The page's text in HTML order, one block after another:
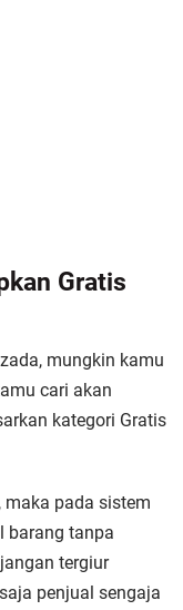
Gratis
mungkin kamu
cari akan
kategori Gratis
maka pada sistem
barang tanpa
tergiur
penjual sengaja